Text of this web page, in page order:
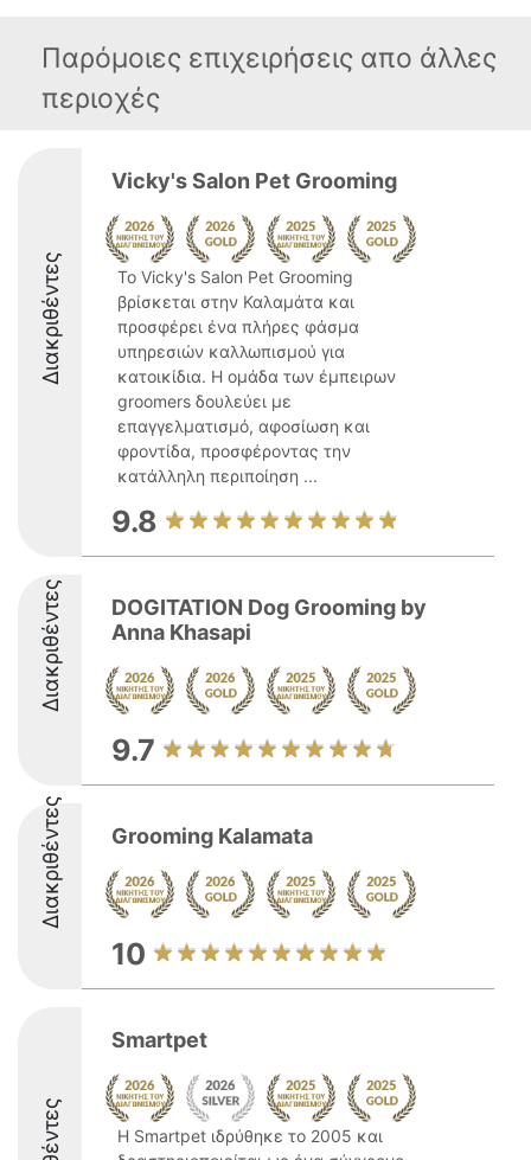
Παρόμοιες επιχειρήσεις απο άλλες
περιοχές
Διακριθέντες
Vicky's Salon Pet Grooming
Το Vicky's Salon Pet Grooming
βρίσκεται στην Καλαμάτα και
προσφέρει ένα πλήρες φάσμα
υπηρεσιών καλλωπισμού για
κατοικίδια. Η ομάδα των έμπειρων
groomers δουλεύει με
επαγγελματισμό, αφοσίωση και
φροντίδα, προσφέροντας την
κατάλληλη περιποίηση ...
9.8
Διακριθέντες
DOGITATION Dog Grooming by
Anna Khasapi
9.7
Διακριθέντες Grooming Kalamata
10
Smartpet
Η Smartpet ιδρύθηκε το 2005 και